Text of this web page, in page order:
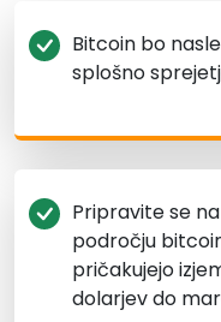
Bitcoin bo
splošno
Pripravite se
področju
pričakujejo
dolarjev do